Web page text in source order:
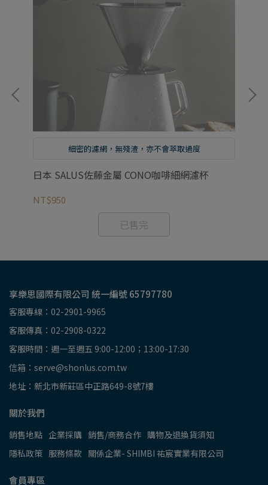
細密的濾網，無殘渣，亦不會萃取過度
日本 SALUS佐藤金屬 CONO咖啡細網濾杯
NT$950
已售完
享樂思國際有限公司 統一編號 65797780
客服專線：02-2901-9965
客服傳真：02-2908-0322
客服時間：週一至週五 9:00-12:00；13:00-17:30
信箱：serve@shonlus.com.tw
地址：新北市新莊區中正路649-8號7樓
關於我們
銷售地點 企業採購 銷售/商務合作 購物及退換貨須知
隱私政策 服務條款 關係企業- SHIMBI 祐宸實業有限公司
會員專區